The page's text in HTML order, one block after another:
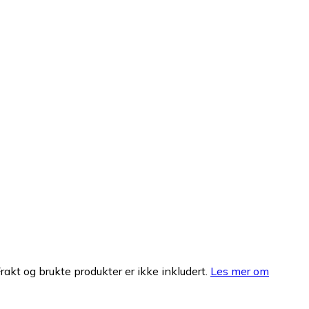
og brukte produkter er ikke inkludert. Les mer om